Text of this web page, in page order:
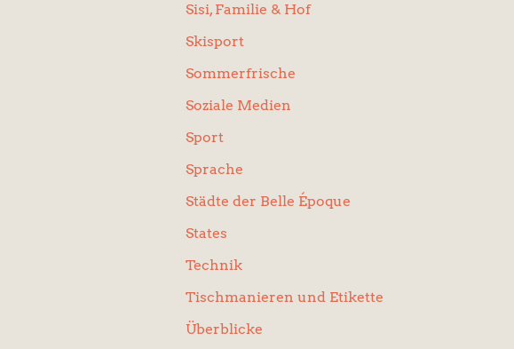
Sisi, Familie & Hof
Skisport
Sommerfrische
Soziale Medien
Sport
Sprache
Städte der Belle Époque
States
Technik
Tischmanieren und Etikette
Überblicke